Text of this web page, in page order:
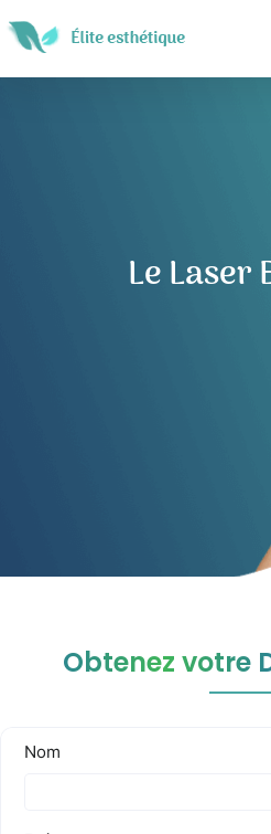
Le Laser
Obtenez votre